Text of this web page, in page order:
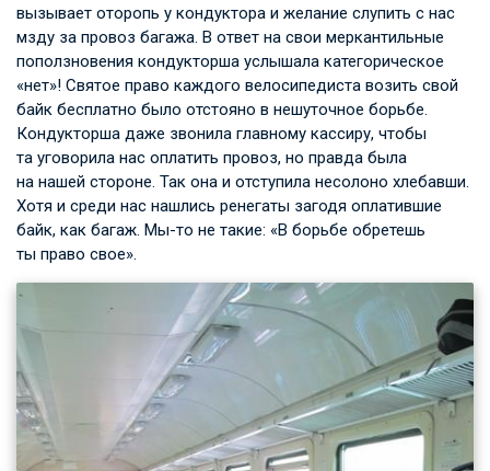
вызывает оторопь у кондуктора и желание слупить с нас
мзду за провоз багажа. В ответ на свои меркантильные
поползновения кондукторша услышала категорическое
«нет»! Святое право каждого велосипедиста возить свой
байк бесплатно было отстояно в нешуточное борьбе.
Кондукторша даже звонила главному кассиру, чтобы
та уговорила нас оплатить провоз, но правда была
на нашей стороне. Так она и отступила несолоно хлебавши.
Хотя и среди нас нашлись ренегаты загодя оплатившие
байк, как багаж. Мы-то не такие: «В борьбе обретешь
ты право свое».